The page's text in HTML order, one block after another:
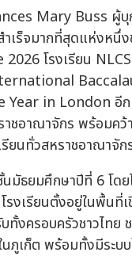
Mary Buss ผู้บุ
ำเร็จมากที่สุดแห่งหนึ่
โรงเรียน NLCS
in London อีก
ชอาณาจักร พร้อมคว้
ยนทั่วสหราชอาณาจัก
มัธยมศึกษาปีที่ 6 โดย
งเรียนตั้งอยู่ในพื้นที่เ
งครอบครัวชาวไทย
ภูเก็ต พร้อมทั้งมีระบบ